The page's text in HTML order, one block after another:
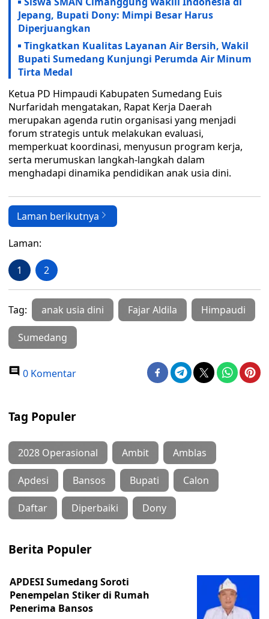
Jepang, Bupati Dony: Mimpi Besar Harus
Diperjuangkan
Tingkatkan Kualitas Layanan Air Bersih, Wakil
Bupati Sumedang Kunjungi Perumda Air Minum
Tirta Medal
Ketua PD Himpaudi Kabupaten Sumedang Euis
Nurfaridah mengatakan, Rapat Kerja Daerah
merupakan agenda rutin organisasi yang menjadi
forum strategis untuk melakukan evaluasi,
memperkuat koordinasi, menyusun program kerja,
serta merumuskan langkah-langkah dalam
menghadapi dinamika pendidikan anak usia dini.
Laman berikutnya
Laman:
1 2
Tag: anak usia dini Fajar Aldila Himpaudi
Sumedang
0 Komentar
Tag Populer
2028 Operasional Ambit Amblas
Apdesi Bansos Bupati Calon
Daftar Diperbaiki Dony
Berita Populer
APDESI Sumedang Soroti
Penempelan Stiker di Rumah
Penerima Bansos